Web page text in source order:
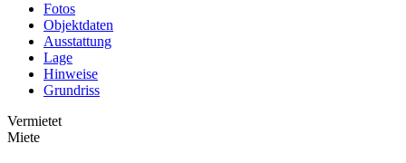
Fotos
Objektdaten
Ausstattung
Lage
Hinweise
Grundriss
Vermietet
Miete